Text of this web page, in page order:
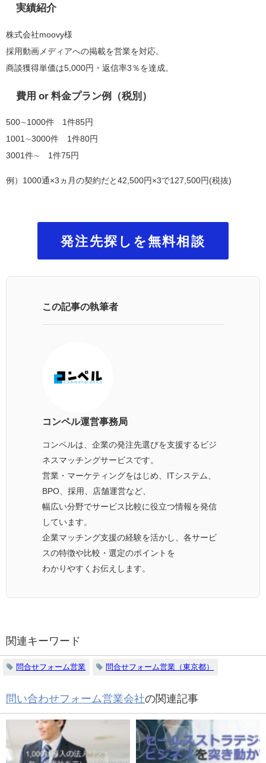
実績紹介
株式会社moovy様
採用動画メディアへの掲載を営業を対応。
商談獲得単価は5,000円・返信率3％を達成。
費用 or 料金プラン例（税別）
500∼1000件 1件85円
1001∼3000件 1件80円
3001件∼ 1件75円
例）1000通×3ヵ月の契約だと42,500円×3で127,500円(税抜)
発注先探しを無料相談
この記事の執筆者
コンペル運営事務局
コンペルは、企業の発注先選びを支援するビジ
ネスマッチングサービスです。
営業・マーケティングをはじめ、ITシステム、
BPO、採用、店舗運営など、
幅広い分野でサービス比較に役立つ情報を発信
しています。
企業マッチング支援の経験を活かし、各サービ
スの特徴や比較・選定のポイントを
わかりやすくお伝えします。
関連キーワード
問合せフォーム営業 問合せフォーム営業（東京都）
問い合わせフォーム営業会社の関連記事